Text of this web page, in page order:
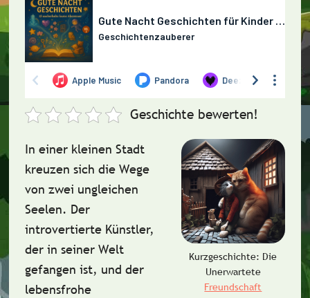
Geschichte bewerten!
Kurzgeschichte: Die
Unerwartete
Freundschaft
In einer kleinen Stadt
kreuzen sich die Wege
von zwei ungleichen
Seelen. Der
introvertierte Künstler,
der in seiner Welt
gefangen ist, und der
lebensfrohe